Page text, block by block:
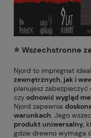
⭐️ Wszechstronne
Njord to impregnat
zewnętrznych, jak i
planujesz zabezpieczyć
czyodnowić wygląd
Njord zapewnia
warunkach . Jego
produkt uniwersalny ,
gdzie drewno wymaga